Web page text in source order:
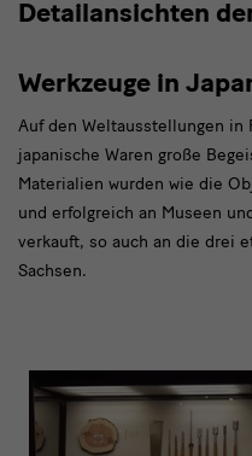
3
Detailansichten
Werkzeuge in
Auf den Weltausstellungen in
japanische Waren große
Materialien wurden wie die
und erfolgreich an Museen
verkauft, so auch an die drei
Sachsen.
detail
1